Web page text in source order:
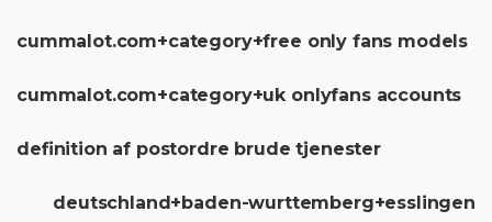
cummalot.com+category+free only fans models
cummalot.com+category+uk onlyfans accounts
definition af postordre brude tjenester
deutschland+baden-wurttemberg+esslingen